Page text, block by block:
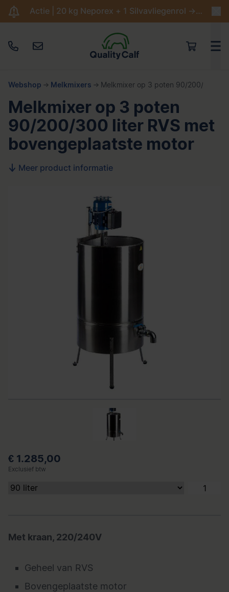
Actie | 20 kg Neporex + 1 Silvavliegenrol -> €204,95
Webshop Melkmixers Melkmixer op 3 poten 90/200/300
Melkmixer op 3 poten
90/200/300 liter RVS met
bovengeplaatste motor
Meer product informatie
€ 1.285,00
Exclusief btw
Met kraan, 220/240V
Geheel van RVS
Bovengeplaatste motor